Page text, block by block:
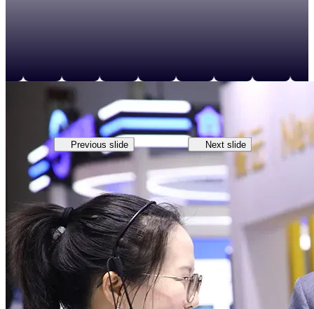
Previous slide Next slide